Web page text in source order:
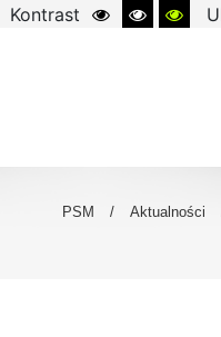
Kontrast
PSM / Aktualności